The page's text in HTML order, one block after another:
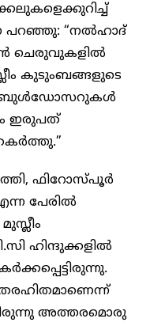
പറഞ്ഞു: “നൽഹാദ്
ചെരുവുകളിൽ
കുടുംബങ്ങളുടെ
ബുൾഡോസറുകൾ
ഇരുപത്
ഫിറോസ്പൂർ
എന്ന പേരിൽ
ഹിന്ദുക്കളിൽ
അത്തരമൊരു